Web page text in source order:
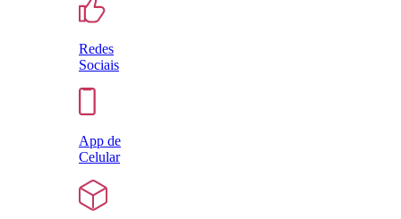
Redes
Sociais
App de
Celular